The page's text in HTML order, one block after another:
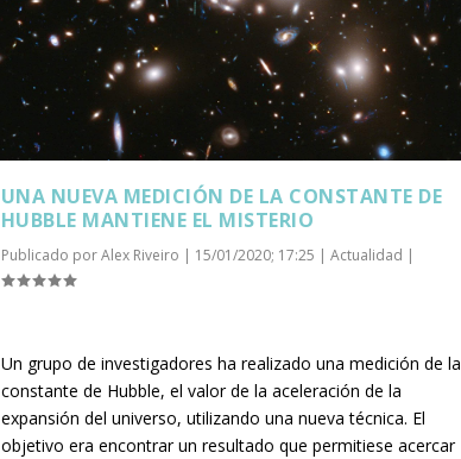
UNA NUEVA MEDICIÓN DE LA CONSTANTE DE
HUBBLE MANTIENE EL MISTERIO
Publicado porAlex Riveiro | 15/01/2020; 17:25 | Actualidad |
Un grupo de investigadores ha realizado una medición de la
constante de Hubble, el valor de la aceleración de la
expansión del universo, utilizando una nueva técnica. El
objetivo era encontrar un resultado que permitiese acercar